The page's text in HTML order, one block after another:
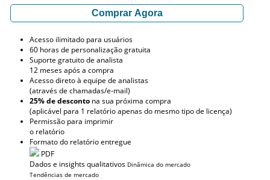
Comprar Agora
Acesso ilimitado para usuários
60 horas de personalização gratuita
Suporte gratuito de analista
12 meses após a compra
Acesso direto à equipe de analistas
(através de chamadas/e-mail)
25% de desconto na sua próxima compra
(aplicável para 1 relatório apenas do mesmo tipo de licença)
Permissão para imprimir
o relatório
Formato do relatório entregue
PDF
Dados e insights qualitativos Dinâmica do mercado
Tendências de mercado